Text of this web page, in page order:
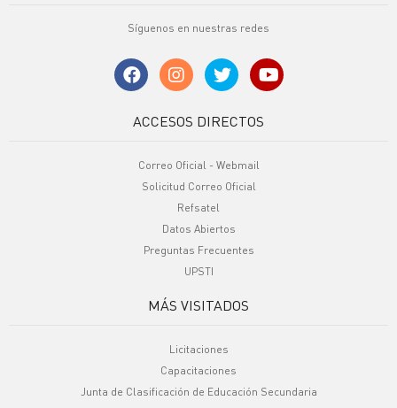
Síguenos en nuestras redes
ACCESOS DIRECTOS
Correo Oficial - Webmail
Solicitud Correo Oficial
Refsatel
Datos Abiertos
Preguntas Frecuentes
UPSTI
MÁS VISITADOS
Licitaciones
Capacitaciones
Junta de Clasificación de Educación Secundaria